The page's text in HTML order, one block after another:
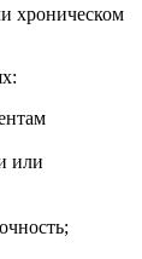
хроническом
или